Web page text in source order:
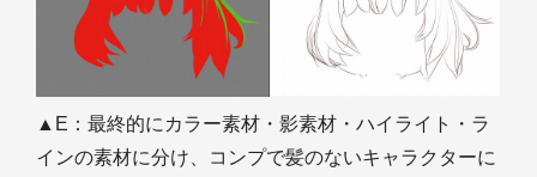
▲E：最終的にカラー素材・影素材・ハイライト・ラ
インの素材に分け、コンプで髪のないキャラクターに